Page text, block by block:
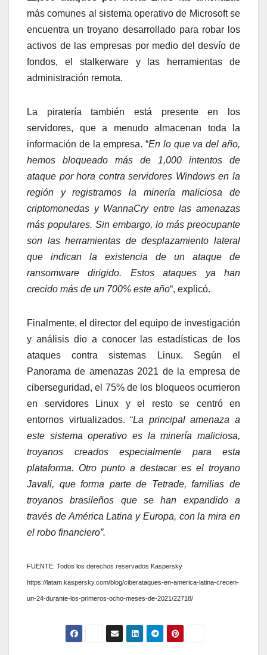
más comunes al sistema operativo de Microsoft se
encuentra un troyano desarrollado para robar los
activos de las empresas por medio del desvío de
fondos, el stalkerware y las herramientas de
administración remota.
La piratería también está presente en los
servidores, que a menudo almacenan toda la
información de la empresa. “En lo que va del año,
hemos bloqueado más de 1,000 intentos de
ataque por hora contra servidores Windows en la
región y registramos la minería maliciosa de
criptomonedas y WannaCry entre las amenazas
más populares. Sin embargo, lo más preocupante
son las herramientas de desplazamiento lateral
que indican la existencia de un ataque de
ransomware dirigido. Estos ataques ya han
crecido más de un 700% este año“, explicó.
Finalmente, el director del equipo de investigación
y análisis dio a conocer las estadísticas de los
ataques contra sistemas Linux. Según el
Panorama de amenazas 2021 de la empresa de
ciberseguridad, el 75% de los bloqueos ocurrieron
en servidores Linux y el resto se centró en
entornos virtualizados. “La principal amenaza a
este sistema operativo es la minería maliciosa,
troyanos creados especialmente para esta
plataforma. Otro punto a destacar es el troyano
Javali, que forma parte de Tetrade, familias de
troyanos brasileños que se han expandido a
través de América Latina y Europa, con la mira en
el robo financiero”.
FUENTE: Todos los derechos reservados Kaspersky
https://latam.kaspersky.com/blog/ciberataques-en-america-latina-crecen-
un-24-durante-los-primeros-ocho-meses-de-2021/22718/